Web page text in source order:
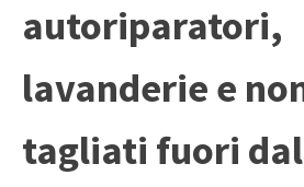
autoriparatori,
lavanderie e
tagliati fuori